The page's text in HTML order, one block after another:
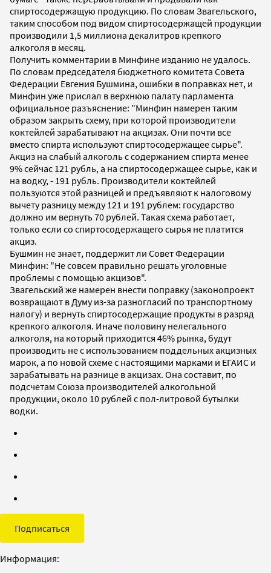
спиртосодержащую продукцию. По словам Звагельского,
таким способом под видом спиртосодержащей продукции
производили 1,5 миллиона декалитров крепкого
алкоголя в месяц.
Получить комментарии в Минфине изданию не удалось.
По словам председателя бюджетного комитета Совета
Федерации Евгения Бушмина, ошибки в поправках нет, и
Минфин уже прислал в верхнюю палату парламента
официальное разъяснение: "Минфин намерен таким
образом закрыть схему, при которой производители
коктейлей зарабатывают на акцизах. Они почти все
вместо спирта используют спиртосодержащее сырье".
Акциз на слабый алкоголь с содержанием спирта менее
9% сейчас 121 рубль, а на спиртосодержащее сырье, как и
на водку, - 191 рубль. Производители коктейлей
пользуются этой разницей и предъявляют к налоговому
вычету разницу между 121 и 191 рублем: государство
должно им вернуть 70 рублей. Такая схема работает,
только если со спиртосодержащего сырья не платится
акциз.
Бушмин не знает, поддержит ли Совет Федерации
Минфин: "Не совсем правильно решать уголовные
проблемы с помощью акцизов".
Звагельский же намерен внести поправку (законопроект
возвращают в Думу из-за разногласий по транспортному
налогу) и вернуть спиртосодержащие продукты в разряд
крепкого алкоголя. Иначе половину нелегального
алкоголя, на который приходится 46% рынка, будут
производить не с использованием поддельных акцизных
марок, а по новой схеме с настоящими марками и ЕГАИС и
зарабатывать на разнице в акцизах. Она составит, по
подсчетам Союза производителей алкогольной
продукции, около 10 рублей с пол-литровой бутылки
водки.
Подписаться
Информация: